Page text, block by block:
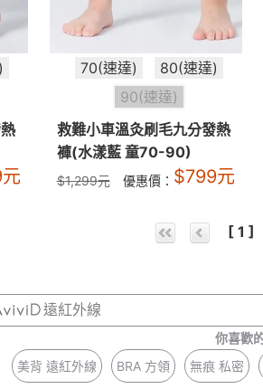
元
70(速達)
80(速達)
90(速達)
救難小車溫灸刷毛九分發熱
褲(水漾藍 童70-90)
$1,299元 優惠價： $799元
[ 1 ]
遠紅外線
你喜歡
美背 遠紅外線
BRA 方領 無痕 私密